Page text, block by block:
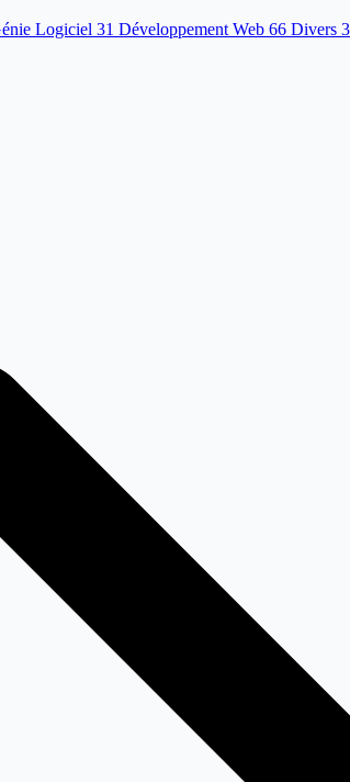
Logiciel 31 Développement Web 66 Divers